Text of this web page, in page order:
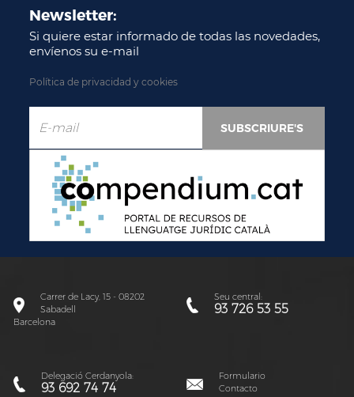
Newsletter:
Si quiere estar informado de todas las novedades,
envíenos su e-mail
Política de privacidad y cookies
Carrer de Lacy, 15 - 08202
Sabadell
Barcelona
Seu central:
93 726 53 55
Delegació Cerdanyola:
93 692 74 74
Formulario
Contacto